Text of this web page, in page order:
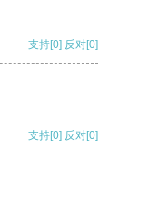
支持[0] 反对[0]
支持[0] 反对[0]